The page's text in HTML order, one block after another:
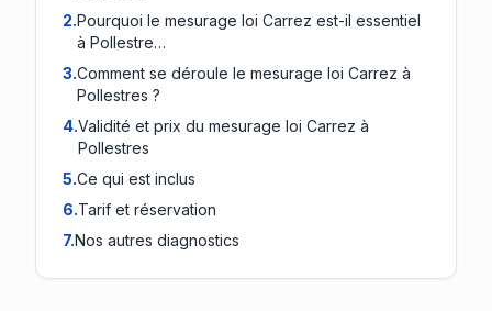
2.Pourquoi le mesurage loi Carrez est-il essentiel
à Pollestre…
3.Comment se déroule le mesurage loi Carrez à
Pollestres ?
4.Validité et prix du mesurage loi Carrez à
Pollestres
5.Ce qui est inclus
6.Tarif et réservation
7.Nos autres diagnostics